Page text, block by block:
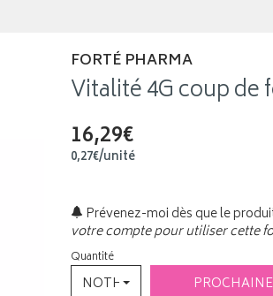
FORTÉ PHARMA
Vitalité 4G coup
16,29€
0,27€/unité
Prévenez-moi dès que le
votre compte pour utiliser cette
Quantité
NOTHING SELECTED